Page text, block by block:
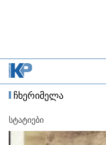
ჩხერიმელა
სტატიები